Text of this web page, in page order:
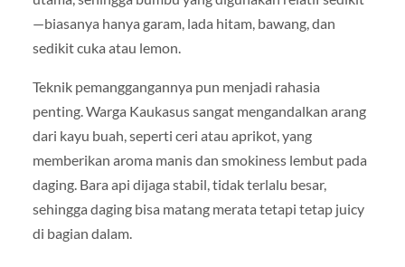
—biasanya hanya garam, lada hitam, bawang, dan
sedikit cuka atau lemon.
Teknik pemanggangannya pun menjadi rahasia
penting. Warga Kaukasus sangat mengandalkan arang
dari kayu buah, seperti ceri atau aprikot, yang
memberikan aroma manis dan smokiness lembut pada
daging. Bara api dijaga stabil, tidak terlalu besar,
sehingga daging bisa matang merata tetapi tetap juicy
di bagian dalam.